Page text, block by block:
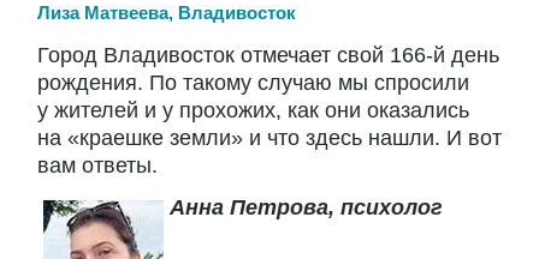
Лиза Матвеева, Владивосток
Город Владивосток отмечает свой 166-й день
рождения. По такому случаю мы спросили
у жителей и у прохожих, как они оказались
на «краешке земли» и что здесь нашли. И вот
вам ответы.
Анна Петрова, психолог